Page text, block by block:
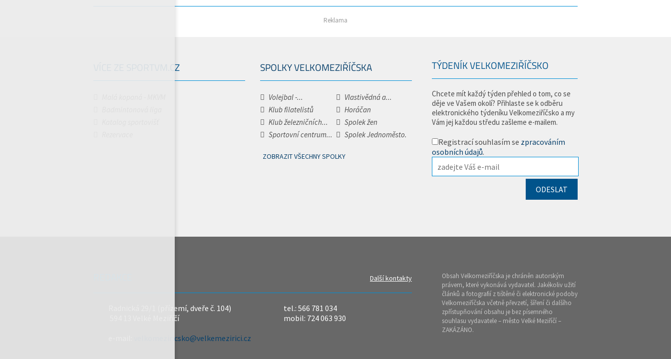
Reklama
VÍCE ZE SPORTVM.CZ SPOLKY VELKOMEZIŘÍČSKA
Volejbal -...
Vlastivědná a...
Klub filatelistů
Horáčan
Klub železničních...
Spolek žen
Sportovní centrum...
Spolek Jednoměsto.
ZOBRAZIT VŠECHNY SPOLKY
TÝDENÍK VELKOMEZIŘÍČSKO
Chcete mít každý týden přehled o tom, co se
děje ve Vašem okolí? Přihlaste se k odběru
elektronického týdeníku Velkomeziříčsko a my
Vám jej každou středu zašleme e-mailem.
Registrací souhlasím se zpracováním
osobních údajů.
Další kontakty
Radnická 29/1 (přízemí, dveře č. 104)
594 13 Velké Meziříčí
velkomeziricsko@velkemezirici.cz
tel.: 566 781 034
mobil: 724 063 930
Obsah Velkomeziříčska je chráněn autorským
právem, které vykonává vydavatel. Jakékoliv užití
článků a fotografií z tištěné či elektronické podoby
Velkomeziříčska včetně převzetí, šíření či dalšího
zpřístupňování obsahu je bez písemného
souhlasu vydavatele – město Velké Meziříčí –
ZAKÁZÁNO.